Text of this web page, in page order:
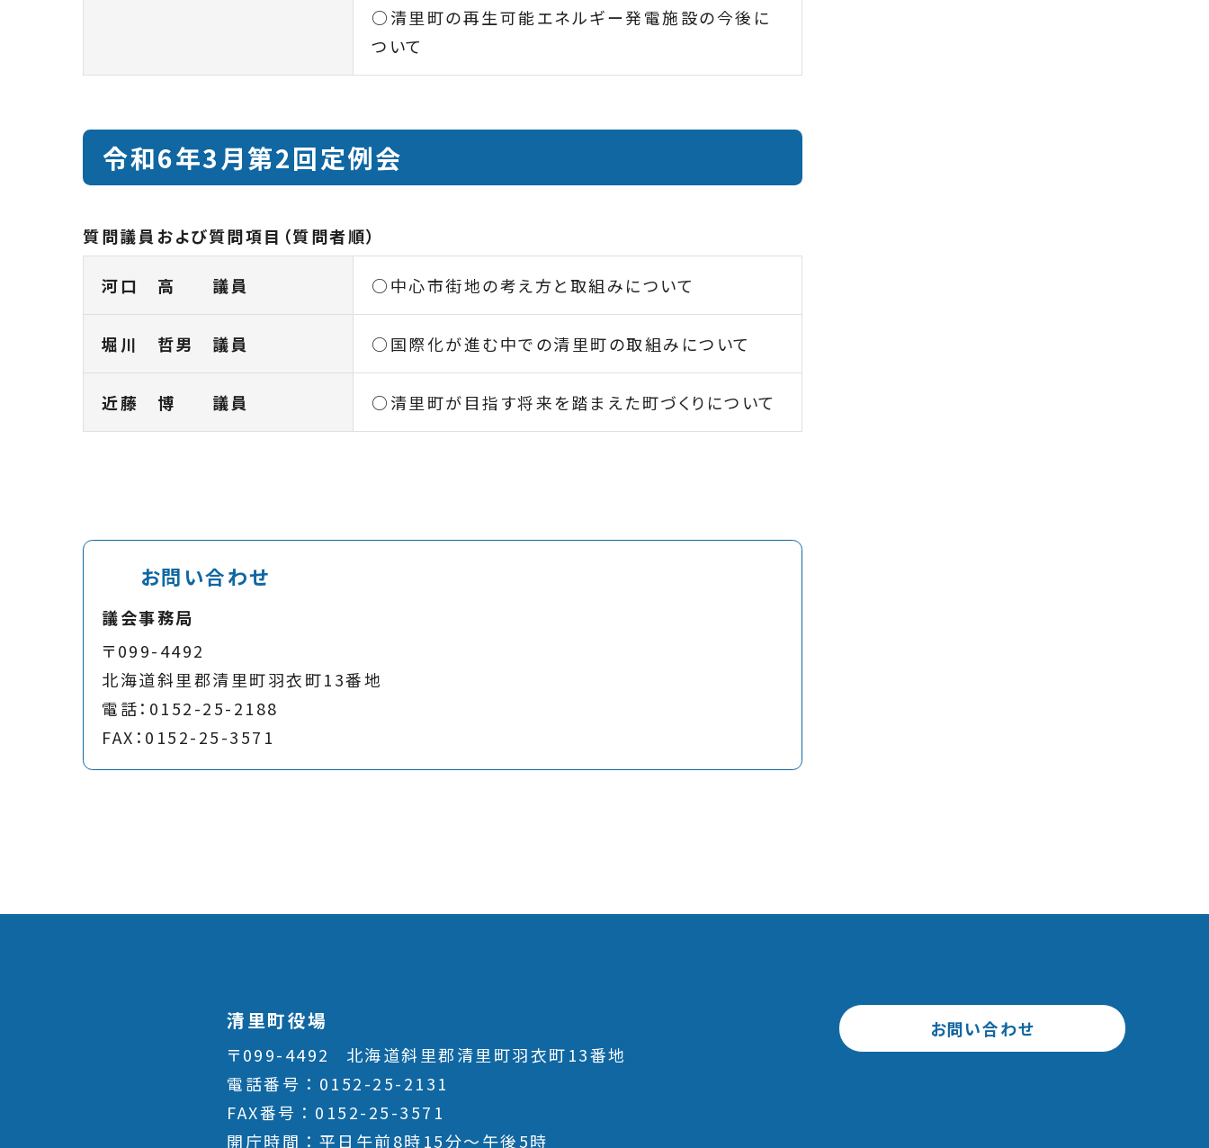
○清里町の再生可能エネルギー発電施設の今後に
ついて
令和6年3月第2回定例会
質問議員および質問項目（質問者順）
河口 高 議員 ○中心市街地の考え方と取組みについて
堀川 哲男 議員 ○国際化が進む中での清里町の取組みについて
近藤 博 議員 ○清里町が目指す将来を踏まえた町づくりについて
お問い合わせ
議会事務局
〒099-4492
北海道斜里郡清里町羽衣町13番地
電話：0152-25-2188
FAX：0152-25-3571
清里町役場
〒099-4492
北海道斜里郡清里町羽衣町13番地
電話番号
0152-25-2131
FAX番号
0152-25-3571
開庁時間
平日午前8時15分～午後5時
お問い合わせ